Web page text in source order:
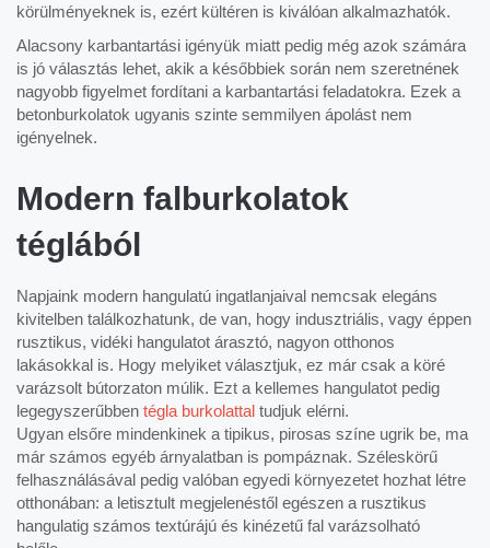
körülményeknek is, ezért kültéren is kiválóan alkalmazhatók.
Alacsony karbantartási igényük miatt pedig még azok számára
is jó választás lehet, akik a későbbiek során nem szeretnének
nagyobb figyelmet fordítani a karbantartási feladatokra. Ezek a
betonburkolatok ugyanis szinte semmilyen ápolást nem
igényelnek.
Modern falburkolatok
téglából
Napjaink modern hangulatú ingatlanjaival nemcsak elegáns
kivitelben találkozhatunk, de van, hogy indusztriális, vagy éppen
rusztikus, vidéki hangulatot árasztó, nagyon otthonos
lakásokkal is. Hogy melyiket választjuk, ez már csak a köré
varázsolt bútorzaton múlik. Ezt a kellemes hangulatot pedig
legegyszerűbben tégla burkolattal tudjuk elérni.
Ugyan elsőre mindenkinek a tipikus, pirosas színe ugrik be, ma
már számos egyéb árnyalatban is pompáznak. Széleskörű
felhasználásával pedig valóban egyedi környezetet hozhat létre
otthonában: a letisztult megjelenéstől egészen a rusztikus
hangulatig számos textúrájú és kinézetű fal varázsolható